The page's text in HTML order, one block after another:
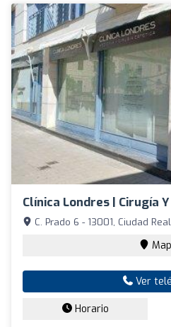
Clínica Londres | Cirugía
C. Prado 6 - 13001, Ciudad Real
Ver
Horario